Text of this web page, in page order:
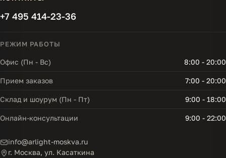
+7 495 414-23-36
РЕЖИМ РАБОТЫ
Офис (Пн - Вс) 8:00 - 20:00
Прием заказов 7:00 - 20:00
Склад и шоурум (Пн - Пт) 9:00 - 18:00
Онлайн-консультации 9:00 - 22:00
info@arlight-moskva.ru
г. Москва, ул. Касаткина